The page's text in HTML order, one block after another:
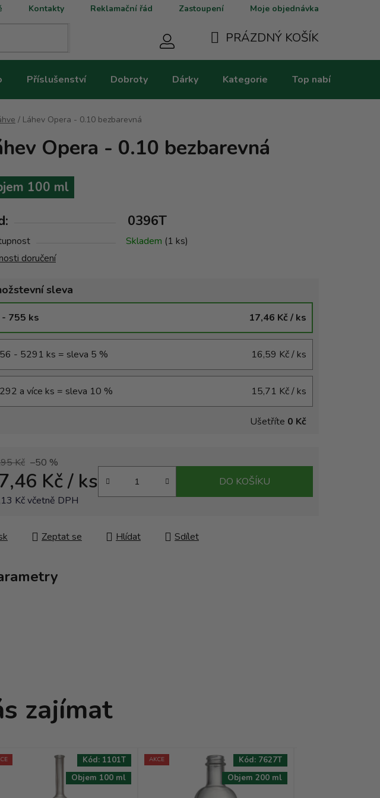
Kontakty Reklamační řád Zastoupení Moje objednávka
KOŠÍK
PRÁZDNÝ KOŠÍK
Příslušenství Dobroty Dárky Kategorie Top nabídky
/ Láhev Opera - 0.10 bezbarevná
Opera - 0.10 bezbarevná
100 ml
0396T
Skladem (1 ks)
doručení
sleva
- 755 ks 17,46 Kč/ ks
- 5291 ks = sleva 5 % 16,59 Kč/ ks
a více ks = sleva 10 % 15,71 Kč/ ks
Ušetříte 0 Kč
Kč –50 %
Kč/ ks
Kč včetně DPH
DO KOŠÍKU
Zeptat se Hlídat Sdílet
zajímat
Objem 100 ml
Kód: 1101T AKCE
Objem 200 ml
Kód: 7627T